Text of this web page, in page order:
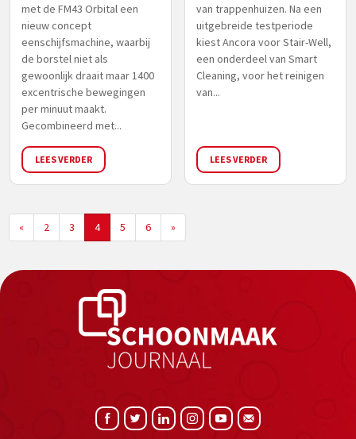
met de FM43 Orbital een
nieuw concept
eenschijfsmachine, waarbij
de borstel niet als
gewoonlijk draait maar 1400
excentrische bewegingen
per minuut maakt.
Gecombineerd met...
LEES VERDER
van trappenhuizen. Na een
uitgebreide testperiode
kiest Ancora voor Stair-Well,
een onderdeel van Smart
Cleaning, voor het reinigen
van...
LEES VERDER
« 2 3 4 5 6 »